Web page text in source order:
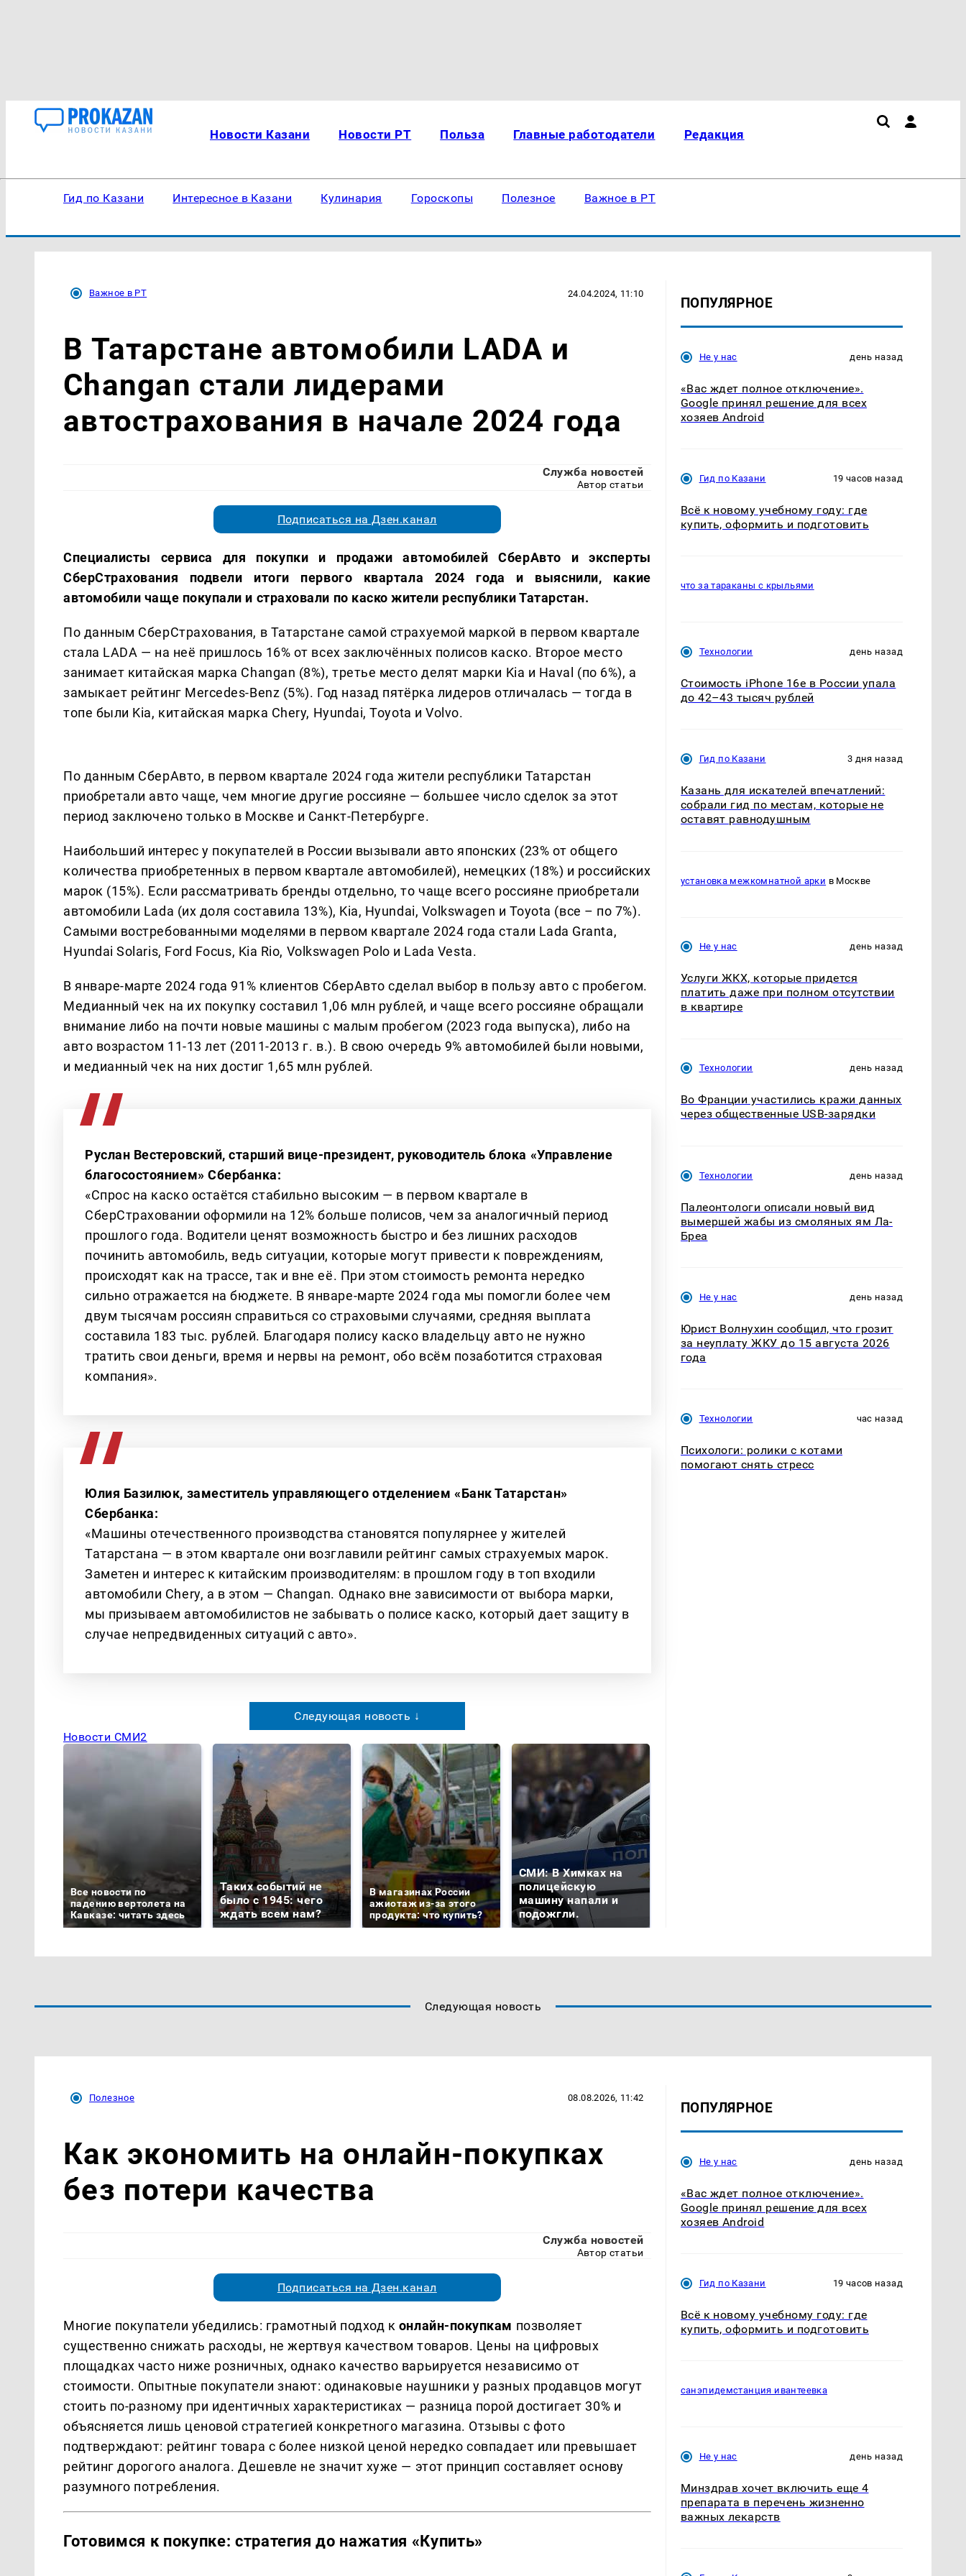
Новости Казани Новости РТ Польза Главные работодатели Редакция
Гид по Казани Интересное в Казани Кулинария Гороскопы Полезное Важное в РТ
Важное в РТ 24.04.2024, 11:10
В Татарстане автомобили LADA и
Changan стали лидерами
автострахования в начале 2024 года
Служба новостей
Автор статьи
Подписаться на Дзен.канал
Специалисты сервиса для покупки и продажи автомобилей СберАвто и эксперты
СберСтрахования подвели итоги первого квартала 2024 года и выяснили, какие
автомобили чаще покупали и страховали по каско жители республики Татарстан.
По данным СберСтрахования, в Татарстане самой страхуемой маркой в первом квартале
стала LADA — на неё пришлось 16% от всех заключённых полисов каско. Второе место
занимает китайская марка Changan (8%), третье место делят марки Kia и Haval (по 6%), а
замыкает рейтинг Mercedes-Benz (5%). Год назад пятёрка лидеров отличалась — тогда в
топе были Kia, китайская марка Chery, Hyundai, Toyota и Volvo.
По данным СберАвто, в первом квартале 2024 года жители республики Татарстан
приобретали авто чаще, чем многие другие россияне — большее число сделок за этот
период заключено только в Москве и Санкт-Петербурге.
Наибольший интерес у покупателей в России вызывали авто японских (23% от общего
количества приобретенных в первом квартале автомобилей), немецких (18%) и российских
марок (15%). Если рассматривать бренды отдельно, то чаще всего россияне приобретали
автомобили Lada (их доля составила 13%), Kia, Hyundai, Volkswagen и Toyota (все – по 7%).
Самыми востребованными моделями в первом квартале 2024 года стали Lada Granta,
Hyundai Solaris, Ford Focus, Kia Rio, Volkswagen Polo и Lada Vesta.
В январе-марте 2024 года 91% клиентов СберАвто сделал выбор в пользу авто с пробегом.
Медианный чек на их покупку составил 1,06 млн рублей, и чаще всего россияне обращали
внимание либо на почти новые машины с малым пробегом (2023 года выпуска), либо на
авто возрастом 11-13 лет (2011-2013 г. в.). В свою очередь 9% автомобилей были новыми,
и медианный чек на них достиг 1,65 млн рублей.
Руслан Вестеровский, старший вице-президент, руководитель блока «Управление
благосостоянием» Сбербанка:
«Спрос на каско остаётся стабильно высоким — в первом квартале в
СберСтраховании оформили на 12% больше полисов, чем за аналогичный период
прошлого года. Водители ценят возможность быстро и без лишних расходов
починить автомобиль, ведь ситуации, которые могут привести к повреждениям,
происходят как на трассе, так и вне её. При этом стоимость ремонта нередко
сильно отражается на бюджете. В январе-марте 2024 года мы помогли более чем
двум тысячам россиян справиться со страховыми случаями, средняя выплата
составила 183 тыс. рублей. Благодаря полису каско владельцу авто не нужно
тратить свои деньги, время и нервы на ремонт, обо всём позаботится страховая
компания».
Юлия Базилюк, заместитель управляющего отделением «Банк Татарстан»
Сбербанка:
«Машины отечественного производства становятся популярнее у жителей
Татарстана — в этом квартале они возглавили рейтинг самых страхуемых марок.
Заметен и интерес к китайским производителям: в прошлом году в топ входили
автомобили Chery, а в этом — Changan. Однако вне зависимости от выбора марки,
мы призываем автомобилистов не забывать о полисе каско, который дает защиту в
случае непредвиденных ситуаций с авто».
Следующая новость ↓
Новости СМИ2
Все новости по
падению вертолета на
Кавказе: читать здесь
Таких событий не
было с 1945: чего
ждать всем нам?
В магазинах России
ажиотаж из-за этого
продукта: что купить?
СМИ: В Химках на
полицейскую
машину напали и
подожгли.
ПОПУЛЯРНОЕ
Не у нас день назад
«Вас ждет полное отключение».
Google принял решение для всех
хозяев Android
Гид по Казани 19 часов назад
Всё к новому учебному году: где
купить, оформить и подготовить
что за тараканы с крыльями
Технологии день назад
Стоимость iPhone 16e в России упала
до 42–43 тысяч рублей
Гид по Казани 3 дня назад
Казань для искателей впечатлений:
собрали гид по местам, которые не
оставят равнодушным
установка межкомнатной арки в Москве
Не у нас день назад
Услуги ЖКХ, которые придется
платить даже при полном отсутствии
в квартире
Технологии день назад
Во Франции участились кражи данных
через общественные USB-зарядки
Технологии день назад
Палеонтологи описали новый вид
вымершей жабы из смоляных ям Ла-
Бреа
Не у нас день назад
Юрист Волнухин сообщил, что грозит
за неуплату ЖКУ до 15 августа 2026
года
Технологии час назад
Психологи: ролики с котами
помогают снять стресс
Следующая новость
Полезное 08.08.2026, 11:42
Как экономить на онлайн-покупках
без потери качества
Служба новостей
Автор статьи
Подписаться на Дзен.канал
Многие покупатели убедились: грамотный подход к онлайн-покупкам позволяет
существенно снижать расходы, не жертвуя качеством товаров. Цены на цифровых
площадках часто ниже розничных, однако качество варьируется независимо от
стоимости. Опытные покупатели знают: одинаковые наушники у разных продавцов могут
стоить по-разному при идентичных характеристиках — разница порой достигает 30% и
объясняется лишь ценовой стратегией конкретного магазина. Отзывы с фото
подтверждают: рейтинг товара с более низкой ценой нередко совпадает или превышает
рейтинг дорогого аналога. Дешевле не значит хуже — этот принцип составляет основу
разумного потребления.
Готовимся к покупке: стратегия до нажатия «Купить»
ПОПУЛЯРНОЕ
Не у нас день назад
«Вас ждет полное отключение».
Google принял решение для всех
хозяев Android
Гид по Казани 19 часов назад
Всё к новому учебному году: где
купить, оформить и подготовить
санэпидемстанция ивантеевка
Не у нас день назад
Минздрав хочет включить еще 4
препарата в перечень жизненно
важных лекарств